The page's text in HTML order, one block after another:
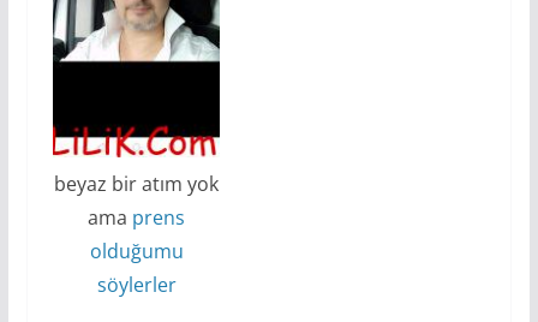
beyaz bir atım yok
ama prens
olduğumu
söylerler